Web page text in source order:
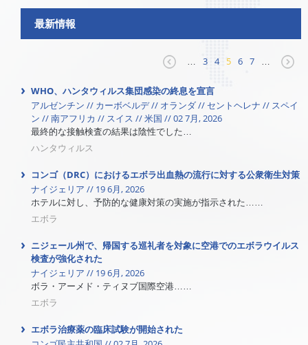
最新情報
… 3 4 5 6 7 …
WHO、ハンタウィルス集団感染の終息を宣言
アルゼンチン // カーボベルデ // オランダ // セントヘレナ // スペイ
ン // 南アフリカ // スイス // 米国 // 02 7月, 2026
最終的な接触検査の結果は陰性でした…
ハンタウィルス
コンゴ（DRC）におけるエボラ出血熱の流行に対する公衆衛生対策
ナイジェリア // 19 6月, 2026
ホテルに対し、予防的な健康対策の実施が指示された……
エボラ
ニジェール州で、帰国する巡礼者を対象に空港でのエボラウイルス
検査が強化された
ナイジェリア // 19 6月, 2026
ボラ・アーメド・ティヌブ国際空港……
エボラ
エボラ治療薬の臨床試験が開始された